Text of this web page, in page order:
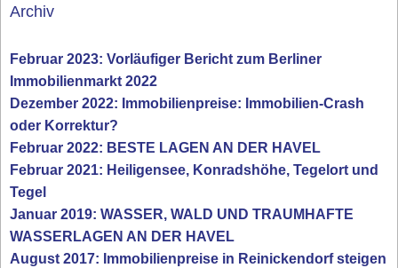
Archiv
Februar 2023: Vorläufiger Bericht zum Berliner
Immobilienmarkt 2022
Dezember 2022: Immobilienpreise: Immobilien-Crash
oder Korrektur?
Februar 2022: BESTE LAGEN AN DER HAVEL
Februar 2021: Heiligensee, Konradshöhe, Tegelort und
Tegel
Januar 2019: WASSER, WALD UND TRAUMHAFTE
WASSERLAGEN AN DER HAVEL
August 2017: Immobilienpreise in Reinickendorf steigen